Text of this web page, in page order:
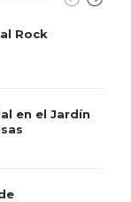
Rock
en el Jardín